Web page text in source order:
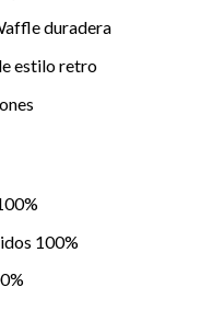
duradera
estilo retro
100%